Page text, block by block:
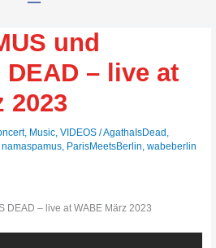
und
DEAD – live at
2023
, Music,VIDEOS /AgathaIsDead,
namaspamus, ParisMeetsBerlin,wabeberlin
DEAD – live at WABE März 2023